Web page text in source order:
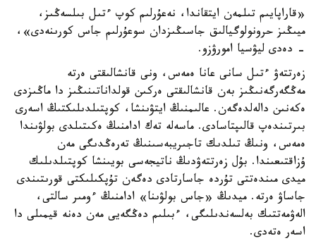
«قاراپايىم تىلمەن ايتقاندا، نەعۇرلىم كوپ ءتىل بىلسەڭىز،
ميىڭىز حرونولوگيالىق جاسىڭىزدان سوعۇرلىم جاس كورىنەدى»،
- دەدى ليۋسيا امورۋزو.
زەرتتەۋ ءتىل سانى عانا ەمەس، ونى قانشالىقتى ەرتە
مەڭگەرگەنىڭىز بەن قانشالىقتى ەركىن قولداناتىنىڭىز دا ماڭىزدى
ەكەنىن دالەلدەگەن. عالىمنىڭ ايتۋىنشا، كوپتىلدىلىكتىڭ اسەرى
بىرتىندەپ قالىپتاسادى. ماسەلە تەك ادامنىڭ ەكىتىلدى بولۋىندا
ەمەس، ونىڭ تىلدىك تاجىريبەسىنىڭ تەرەڭدىگى مەن
ۇزاقتىعىندا. بۇل زەرتتەۋدىڭ ناتيجەسى بويىنشا كوپتىلدىلىك
ميدى مىندەتتى تۇردە جاسارتادى دەگەن تۇپكىلىكتى قورىتىندى
جاساۋ ەرتە. ميدىڭ «جاس بولۋىنا» ادامنىڭ ءومىر سالتى،
الەۋمەتتىك بەلسەندىلىگى، ءبىلىم دەڭگەيى مەن دەنە قيمىلى دا
اسەر ەتەدى.